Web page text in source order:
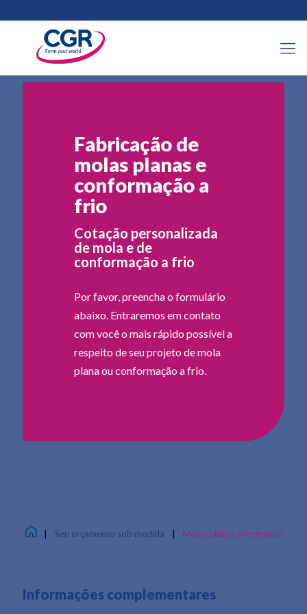
Fabricação de
molas planas e
conformação a
frio
Cotação personalizada
de mola e de
conformação a frio
Por favor, preencha o formulário
abaixo. Entraremos em contato
com você o mais rápido possível a
respeito de seu projeto de mola
plana ou conformação a frio.
Seu orçamento sob medida Molas planas e formando
Informações complementares